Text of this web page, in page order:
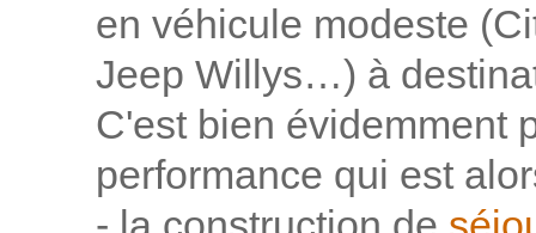
en véhicule modeste
Jeep Willys…) à
C'est bien évidemment
performance qui est